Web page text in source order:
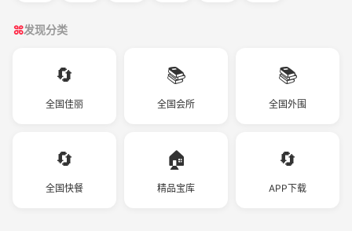
发现分类
🔄
全国佳丽
📚
全国会所
📚
全国外围
🔄
全国快餐
🏠
精品宝库
🔄
APP下载